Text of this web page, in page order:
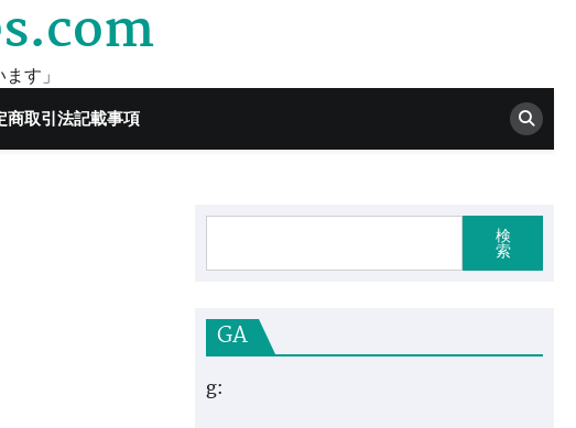
す」
商取引法記載事項
検
索
GA
g: